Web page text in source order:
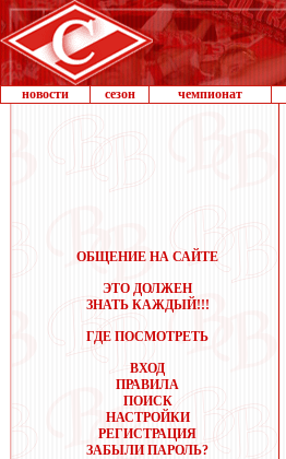
новости сезон чемпионат
ОБЩЕНИЕ НА САЙТЕ
ЭТО ДОЛЖЕН
ЗНАТЬ КАЖДЫЙ!!!
ГДЕ ПОСМОТРЕТЬ
ВХОД
ПРАВИЛА
ПОИСК
НАСТРОЙКИ
РЕГИСТРАЦИЯ
ЗАБЫЛИ ПАРОЛЬ?